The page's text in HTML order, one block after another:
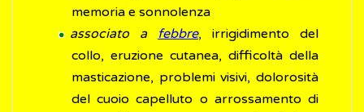
memoria e sonnolenza
associato a febbre, irrigidimento del
collo, eruzione cutanea, difficoltà della
masticazione, problemi visivi, dolorosità
del cuoio capelluto o arrossamento di